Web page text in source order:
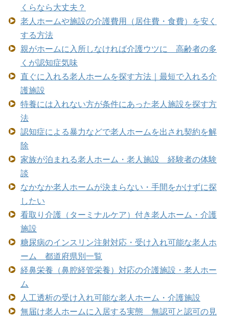
くらなら大丈夫？
老人ホームや施設の介護費用（居住費・食費）を安く
する方法
親がホームに入所しなければ介護ウツに 高齢者の多
くが認知症気味
直ぐに入れる老人ホームを探す方法｜最短で入れる介
護施設
特養には入れない方が条件にあった老人施設を探す方
法
認知症による暴力などで老人ホームを出され契約を解
除
家族が泊まれる老人ホーム・老人施設 経験者の体験
談
なかなか老人ホームが決まらない・手間をかけずに探
したい
看取り介護（ターミナルケア）付き老人ホーム・介護
施設
糖尿病のインスリン注射対応・受け入れ可能な老人ホ
ーム 都道府県別一覧
経鼻栄養（鼻腔経管栄養）対応の介護施設・老人ホー
ム
人工透析の受け入れ可能な老人ホーム・介護施設
無届け老人ホームに入居する実態 無認可と認可の見